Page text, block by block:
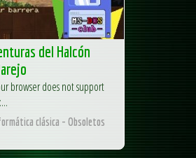
del Halcón
browser does not support
clásica - Obsoletos